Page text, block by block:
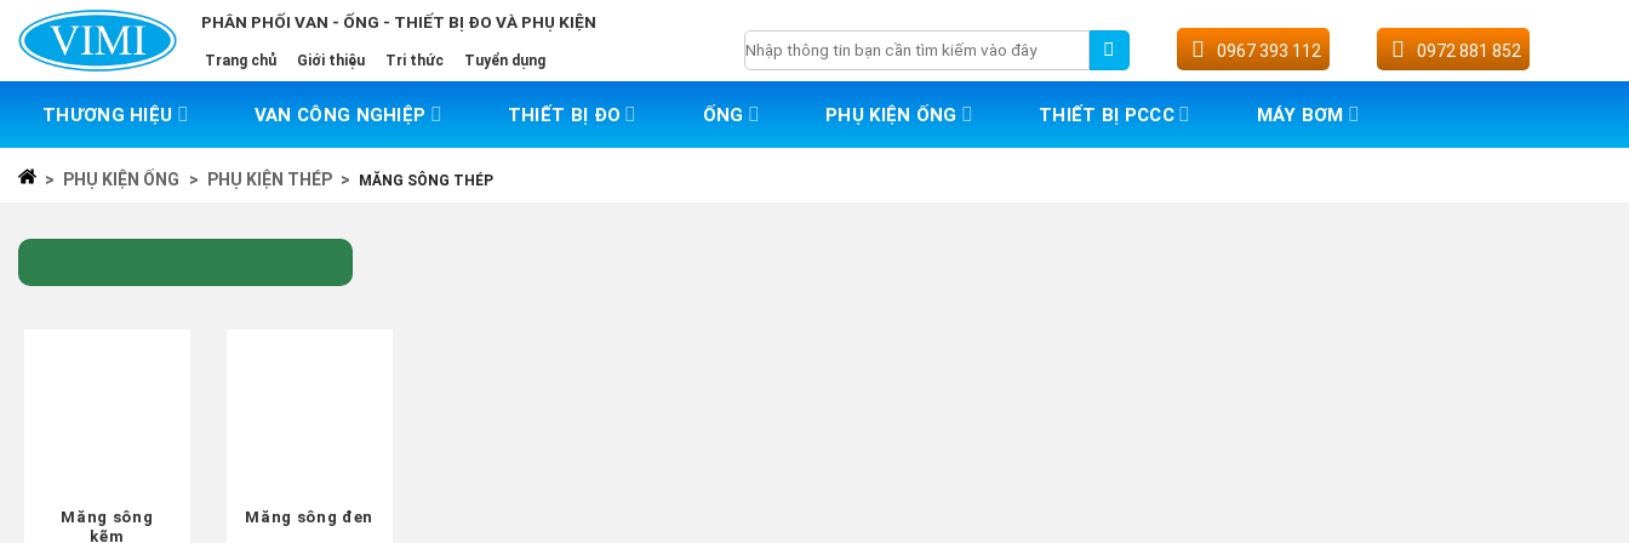
content
PHÂN PHỐI VAN - ỐNG - THIẾT BỊ ĐO VÀ PHỤ KIỆN
Trang chủ Giới thiệu Tri thức Tuyển dụng
Tìm
kiếm:
0967 393 112 0972 881 852
THƯƠNG HIỆU VAN CÔNG NGHIỆP THIẾT BỊ ĐO ỐNG PHỤ KIỆN ỐNG THIẾT BỊ PCCC MÁY BƠM
> PHỤ KIỆN ỐNG > PHỤ KIỆN THÉP > MĂNG SÔNG THÉP
Măng sông
kẽm
Măng sông đen